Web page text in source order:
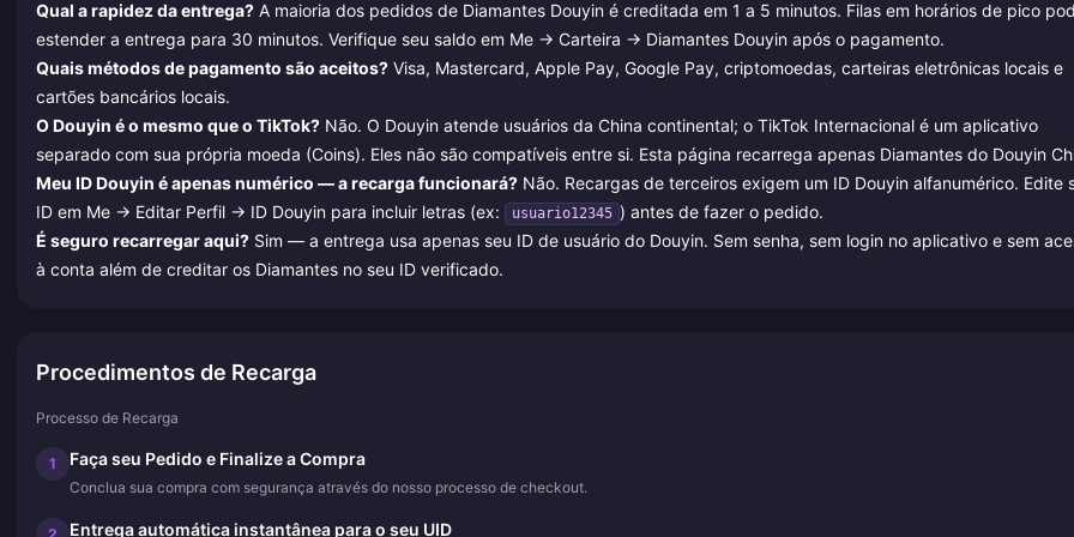
Qual a rapidez da entrega? A maioria dos pedidos de Diamantes Douyin é creditada em 1 a 5 minutos. Filas em horários de pico
estender a entrega para 30 minutos. Verifique seu saldo em Me → Carteira → Diamantes Douyin após o pagamento.
Quais métodos de pagamento são aceitos? Visa, Mastercard, Apple Pay, Google Pay, criptomoedas, carteiras eletrônicas locais e
cartões bancários locais.
O Douyin é o mesmo que o TikTok? Não. O Douyin atende usuários da China continental; o TikTok Internacional é um aplicativo
separado com sua própria moeda (Coins). Eles não são compatíveis entre si. Esta página recarrega apenas Diamantes do Douyin
Meu ID Douyin é apenas numérico — a recarga funcionará? Não. Recargas de terceiros exigem um ID Douyin alfanumérico. Edite
ID em Me → Editar Perfil → ID Douyin para incluir letras (ex:
usuario12345 ) antes de fazer o pedido.
É seguro recarregar aqui? Sim — a entrega usa apenas seu ID de usuário do Douyin. Sem senha, sem login no aplicativo e sem
à conta além de creditar os Diamantes no seu ID verificado.
Procedimentos de Recarga
Processo de Recarga
1 Faça seu Pedido e Finalize a Compra
Conclua sua compra com segurança através do nosso processo de checkout.
Entrega automática instantânea para o seu UID